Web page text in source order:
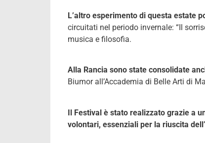
L’altro esperimento di questa estate
circuitati nel periodo invernale: “Il
musica e filosofia.
Alla Rancia sono state consolidate
Biumor all’Accademia di Belle Arti di
Il Festival è stato realizzato grazie a
volontari, essenziali per la riuscita